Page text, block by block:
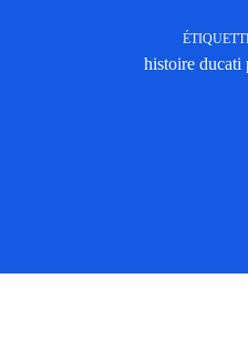
histoire ducati